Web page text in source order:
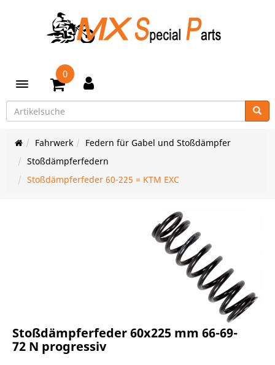
Toggle navigation
0
Fahrwerk
Federn für Gabel und Stoßdämpfer
Stoßdämpferfedern
Stoßdämpferfeder 60-225 = KTM EXC
Stoßdämpferfeder 60x225 mm 66-69-
72 N progressiv